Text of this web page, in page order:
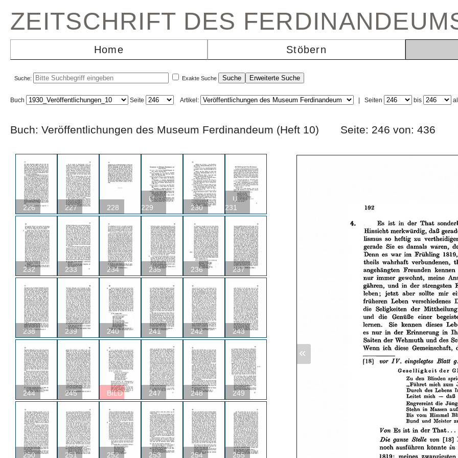
ZEITSCHRIFT DES
Home Stöbern
Suche: Exakte Suche
Buch Seite Artikel: Seiten bis
Buch: Veröffentlichungen des Museum Ferdinandeum (Heft 10) Seite: 246 von:
226 227 228
U
229
230
U
231
232 233 234 235 236 237
238 239 240 241 242 243
244 245 BILD 247 248 249
250 251 252 253 254 255
«